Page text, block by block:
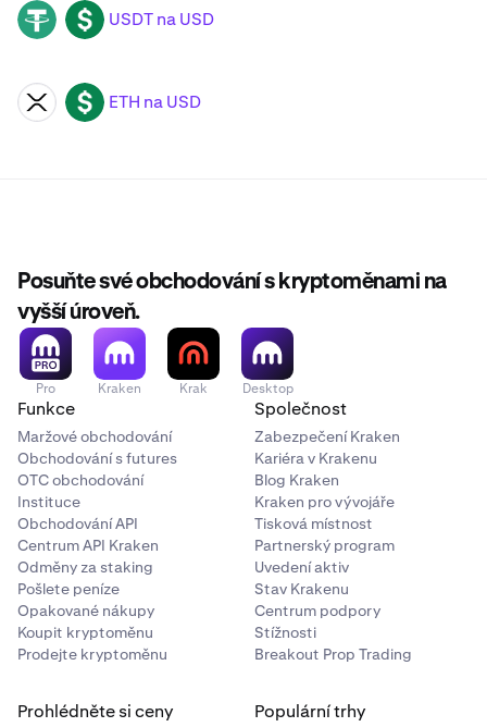
USDT USD USDT na USD
XRP USD ETH na USD
Posuňte své obchodování s kryptoměnami na
vyšší úroveň.
Pro Kraken Krak Desktop
Funkce
Maržové obchodování
Obchodování s futures
OTC obchodování
Instituce
Obchodování API
Centrum API Kraken
Odměny za staking
Pošlete peníze
Opakované nákupy
Koupit kryptoměnu
Prodejte kryptoměnu
Společnost
Zabezpečení Kraken
Kariéra v Krakenu
Blog Kraken
Kraken pro vývojáře
Tisková místnost
Partnerský program
Uvedení aktiv
Stav Krakenu
Centrum podpory
Stížnosti
Breakout Prop Trading
Prohlédněte si ceny Populární trhy